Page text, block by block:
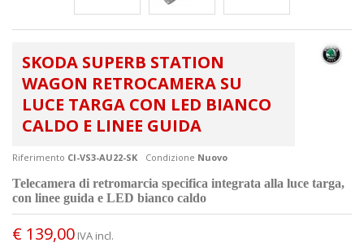
SKODA SUPERB STATION
WAGON RETROCAMERA SU
LUCE TARGA CON LED BIANCO
CALDO E LINEE GUIDA
Riferimento CI-VS3-AU22-SK Condizione Nuovo
Telecamera di retromarcia specifica integrata alla luce targa,
con linee guida e LED bianco caldo
€ 139,00 IVA incl.